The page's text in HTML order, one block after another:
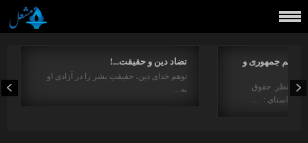
تضاد دین و حقیقت...!
توهم خدای دین، حقیقتِ بشر را در آزادی او
به…
جمهوری و
از منظر حقوق
در راستای : …